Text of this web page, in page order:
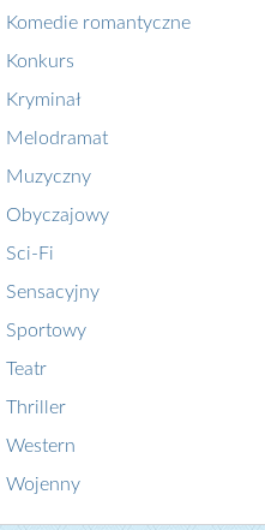
Komedie romantyczne
Konkurs
Kryminał
Melodramat
Muzyczny
Obyczajowy
Sci-Fi
Sensacyjny
Sportowy
Teatr
Thriller
Western
Wojenny